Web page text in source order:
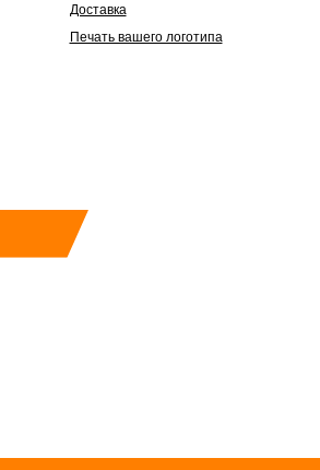
Доставка
Печать вашего логотипа